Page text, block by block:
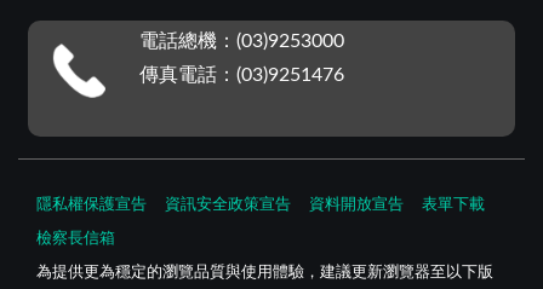
電話總機：(03)9253000
傳真電話：(03)9251476
隱私權保護宣告 資訊安全政策宣告 資料開放宣告 表單下載
檢察長信箱
為提供更為穩定的瀏覽品質與使用體驗，建議更新瀏覽器至以下版